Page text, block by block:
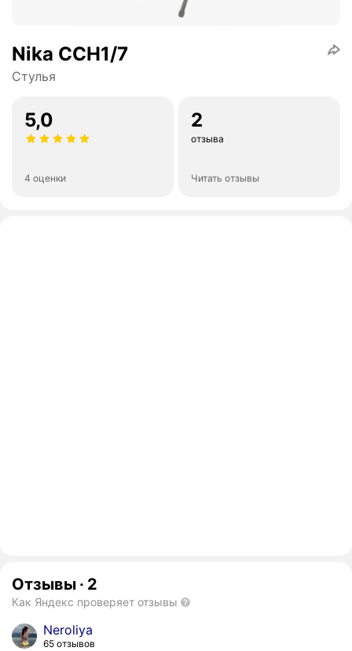
Nika ССН1/7
Стулья
5,0
4 оценки
2
отзыва
Читать отзывы
Отзывы · 2
Как Яндекс проверяет отзывы
Neroliya
65 отзывов